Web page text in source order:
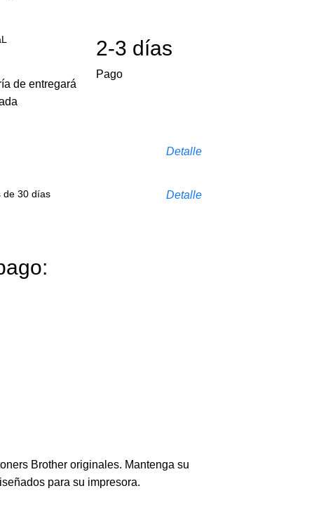
de entregará
2-3 días
Pago
Detalle
de 30 días Detalle
Brother originales. Mantenga su
para su impresora.